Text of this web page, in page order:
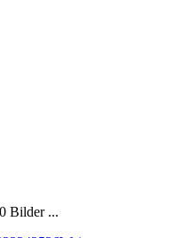
Bilder ...